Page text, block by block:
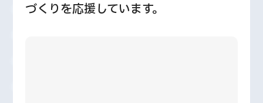
づくりを応援しています。